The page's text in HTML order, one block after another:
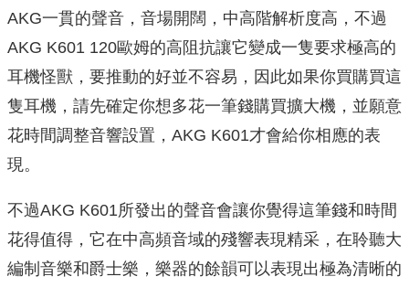
AKG一貫的聲音，音場開闊，中高階解析度高，不過
AKG K601 120歐姆的高阻抗讓它變成一隻要求極高的
耳機怪獸，要推動的好並不容易，因此如果你買購買這
隻耳機，請先確定你想多花一筆錢購買擴大機，並願意
花時間調整音響設置，AKG K601才會給你相應的表
現。
不過AKG K601所發出的聲音會讓你覺得這筆錢和時間
花得值得，它在中高頻音域的殘響表現精采，在聆聽大
編制音樂和爵士樂，樂器的餘韻可以表現出極為清晰的